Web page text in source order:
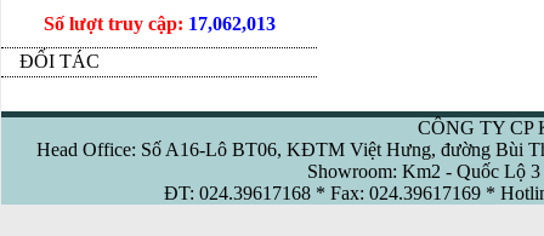
Số lượt truy cập: 17,062,013
ĐỐI TÁC
CÔNG TY CP
Head Office: Số A16-Lô BT06, KĐTM Việt Hưng, đường Bùi
Showroom: Km2 - Quốc Lộ
ĐT: 024.39617168 * Fax: 024.39617169 *